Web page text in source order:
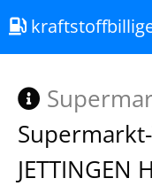
JETTINGEN